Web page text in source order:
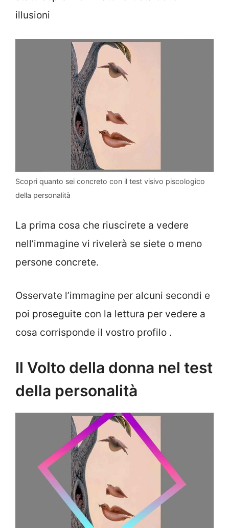
illusioni
Scopri quanto sei concreto con il test visivo piscologico
della personalità
La prima cosa che riuscirete a vedere
nell’immagine vi rivelerà se siete o meno
persone concrete.
Osservate l’immagine per alcuni secondi e
poi proseguite con la lettura per vedere a
cosa corrisponde il vostro profilo .
Il Volto della donna nel test
della personalità